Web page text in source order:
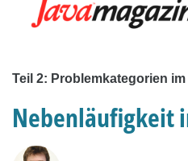
Teil 2: Problemkategorien im
Nebenläufigkeit